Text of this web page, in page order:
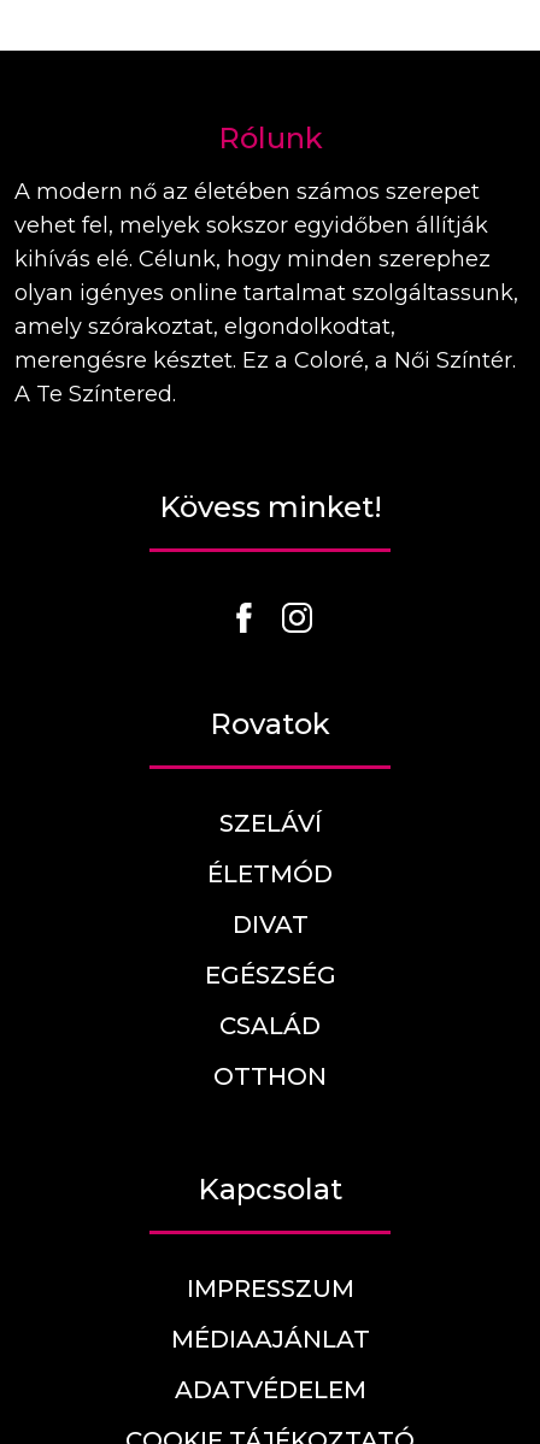
Rólunk
A modern nő az életében számos szerepet
vehet fel, melyek sokszor egyidőben állítják
kihívás elé. Célunk, hogy minden szerephez
olyan igényes online tartalmat szolgáltassunk,
amely szórakoztat, elgondolkodtat,
merengésre késztet. Ez a Coloré, a Női Színtér.
A Te Színtered.
Kövess minket!
Rovatok
SZELÁVÍ
ÉLETMÓD
DIVAT
EGÉSZSÉG
CSALÁD
OTTHON
Kapcsolat
IMPRESSZUM
MÉDIAAJÁNLAT
ADATVÉDELEM